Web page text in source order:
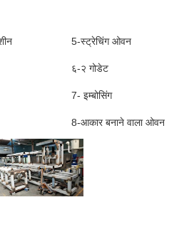
5-स्ट्रेचिंग ओवन
६-२ गोडेट
7- इम्बोसिंग
8-आकार बनाने वाला ओवन